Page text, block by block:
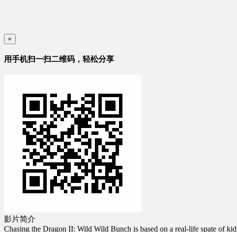
×
用手机扫一扫二维码，轻松分享
影片简介
Chasing the Dragon II: Wild Wild Bunch is based on a real-life spate of